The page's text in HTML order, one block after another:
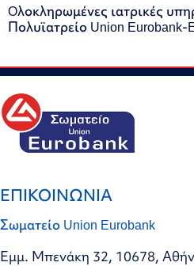
Oλοκληρωμένες ιατρικές
Πολυϊατρείο Union Eurobank-
ΕΠΙΚΟΙΝΩΝΙΑ
Σωματείο Union Eurobank
Εμμ. Μπενάκη 32, 10678,